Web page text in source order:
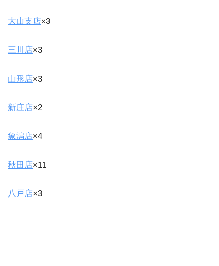
大山支店×3
三川店×3
山形店×3
新庄店×2
象潟店×4
秋田店×11
八戸店×3